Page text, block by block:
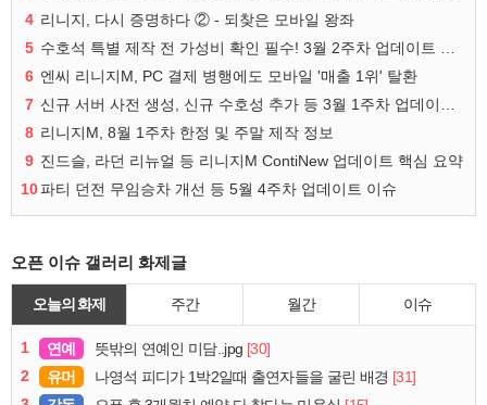
4 리니지, 다시 증명하다 ② - 되찾은 모바일 왕좌
5
6 엔씨 리니지M, PC 결제 병행에도 모바일 '매출 1위' 탈환
7
8 리니지M, 8월 1주차 한정 및 주말 제작 정보
9 진드슬, 라던 리뉴얼 등 리니지M ContiNew 업데이트 핵심 요약
10파티 던전 무임승차 개선 등 5월 4주차 업데이트 이슈
오픈 이슈 갤러리 화제글
오늘의 화제 주간 월간 이슈
1 연예 뜻밖의 연예인 미담..jpg [30]
2
유머 나영석 피디가 1박2일때 출연자들을 굴린 배경 [31]